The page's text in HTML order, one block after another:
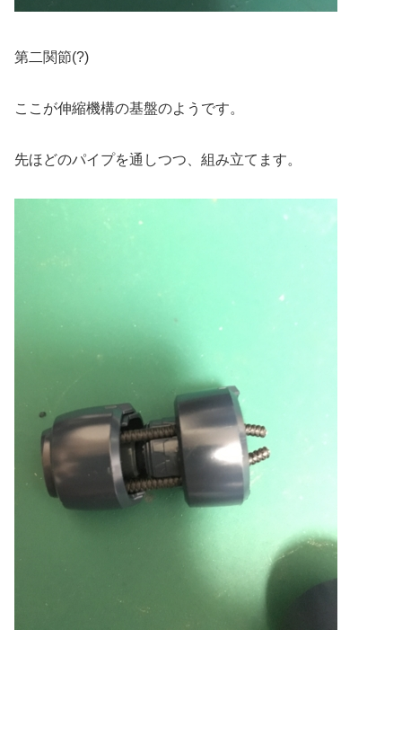
第二関節(?)
ここが伸縮機構の基盤のようです。
先ほどのパイプを通しつつ、組み立てます。